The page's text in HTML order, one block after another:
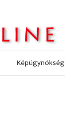
Képügynökség